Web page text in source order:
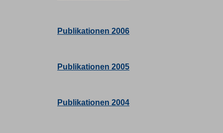
Publikationen 2006
Publikationen 2005
Publikationen 2004